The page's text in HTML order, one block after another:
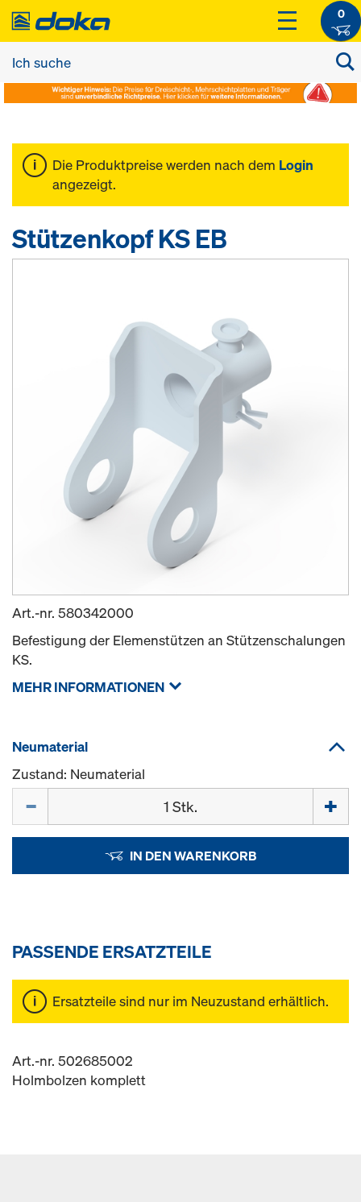
0
Die Produktpreise werden nach dem Login
angezeigt.
Stützenkopf KS EB
Art.-nr. 580342000
Befestigung der Elemenstützen an Stützenschalungen
KS.
MEHR INFORMATIONEN
Neumaterial
Zustand: Neumaterial
IN DEN WARENKORB
PASSENDE ERSATZTEILE
Ersatzteile sind nur im Neuzustand erhältlich.
Art.-nr. 502685002
Holmbolzen komplett